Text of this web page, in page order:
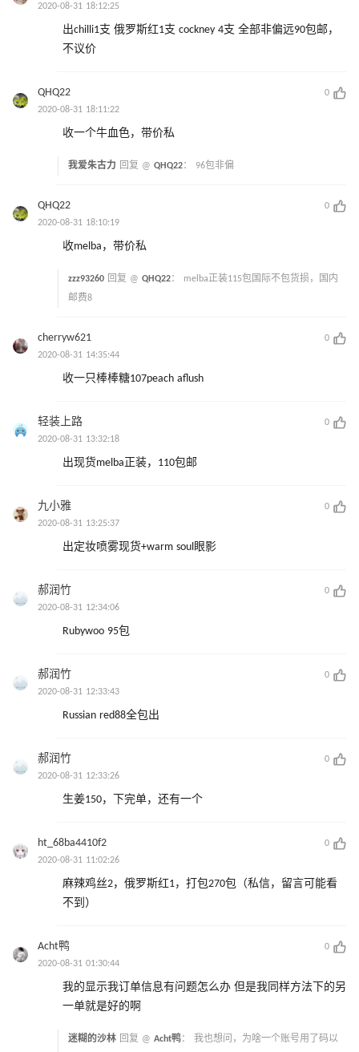
2020-08-31 18:12:25
出chilli1支 俄罗斯红1支 cockney 4支 全部非偏远90包邮，
不议价
QHQ22
0
2020-08-31 18:11:22
收一个牛血色，带价私
我爱朱古力 回复 @ QHQ22： 96包非偏
QHQ22
0
2020-08-31 18:10:19
收melba，带价私
zzz93260 回复 @ QHQ22： melba正装115包国际不包货损，国内
邮费8
cherryw621
0
2020-08-31 14:35:44
收一只棒棒糖107peach aflush
轻装上路
0
2020-08-31 13:32:18
出现货melba正装，110包邮
九小雅
0
2020-08-31 13:25:37
出定妆喷雾现货+warm soul眼影
郝润竹
0
2020-08-31 12:34:06
Rubywoo 95包
郝润竹
0
2020-08-31 12:33:43
Russian red88全包出
郝润竹
0
2020-08-31 12:33:26
生姜150，下完单，还有一个
ht_68ba4410f2
0
2020-08-31 11:02:26
麻辣鸡丝2，俄罗斯红1，打包270包（私信，留言可能看
不到）
Acht鸭
0
2020-08-31 01:30:44
我的显示我订单信息有问题怎么办 但是我同样方法下的另
一单就是好的啊
迷糊的沙林 回复 @ Acht鸭： 我也想问，为啥一个账号用了码以